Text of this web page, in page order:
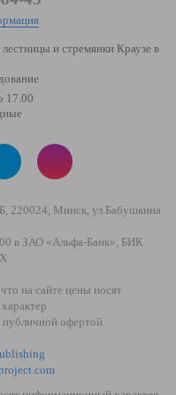
и стремянки Краузе в
17.00
220024, Минск, ул.Бабушкина
в ЗАО «Альфа-Банк», БИК
на сайте цены носят
публичной офертой.